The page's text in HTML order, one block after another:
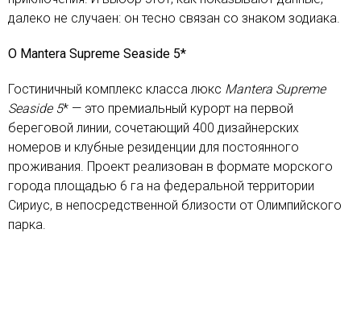
далеко не случаен: он тесно связан со знаком зодиака.
О Mantera Supreme Seaside 5*
Гостиничный комплекс класса люкс Mantera Supreme
Seaside 5* — это премиальный курорт на первой
береговой линии, сочетающий 400 дизайнерских
номеров и клубные резиденции для постоянного
проживания. Проект реализован в формате морского
города площадью 6 га на федеральной территории
Сириус, в непосредственной близости от Олимпийского
парка.